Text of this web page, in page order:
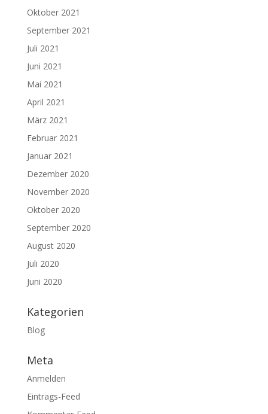
Oktober 2021
September 2021
Juli 2021
Juni 2021
Mai 2021
April 2021
März 2021
Februar 2021
Januar 2021
Dezember 2020
November 2020
Oktober 2020
September 2020
August 2020
Juli 2020
Juni 2020
Kategorien
Blog
Meta
Anmelden
Eintrags-Feed